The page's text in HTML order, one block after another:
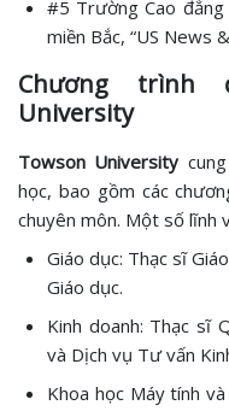
#5 Trường Cao
miền Bắc, “US News
Chương trình
University
Towson University
học, bao gồm các
chuyên môn. Một số lĩnh
Giáo dục: Thạc sĩ
Giáo dục.
Kinh doanh: Thạc sĩ
và Dịch vụ Tư vấn
Khoa học Máy tính